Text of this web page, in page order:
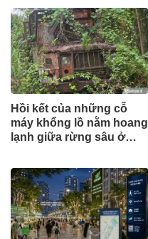
Hồi kết của những cỗ
máy khổng lồ nằm hoang
lạnh giữa rừng sâu ở